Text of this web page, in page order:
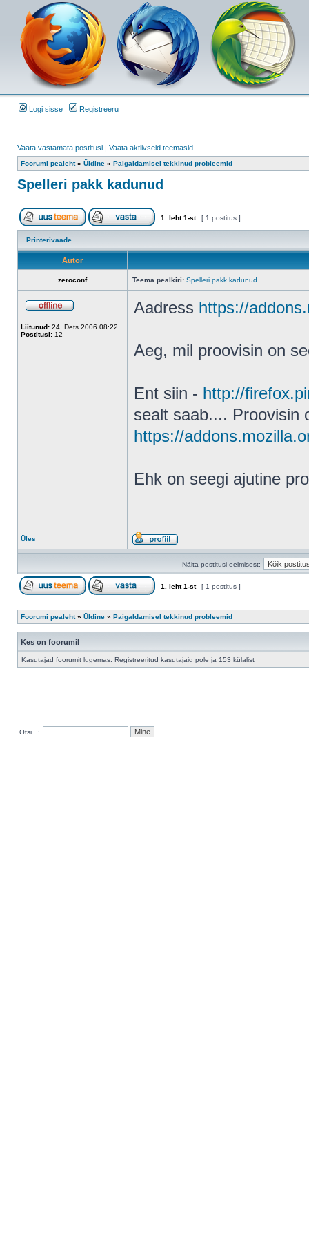
Logi sisse Registreeru
Vaata vastamata postitusi | Vaata aktiivseid teemasid
Foorumi pealeht» Üldine » Paigaldamisel tekkinud probleemid
Spelleri pakk kadunud
1 . leht1-st [ 1 postitus ]
Printerivaade
Autor
zeroconf Teema pealkiri: Spelleri pakk kadunud
Liitunud: 24. Dets 2006 08:22
Postitusi: 12
Aadress https://
Aeg, mil proovisin on
Ent siin - http://
sealt saab.... Proovisin
https://
Ehk on seegi ajutine
Üles
Näita postitusi eelmisest:
1 . leht1-st [ 1 postitus ]
Foorumi pealeht» Üldine » Paigaldamisel tekkinud probleemid
Kes on foorumil
Kasutajad foorumit lugemas: Registreeritud kasutajaid pole ja 153 külalist
Otsi...: